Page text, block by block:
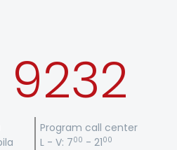
9232
Program call center
L - V: 700 - 2100